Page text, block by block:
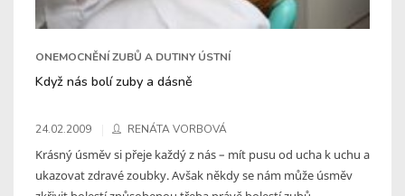
ONEMOCNĚNÍ ZUBŮ A DUTINY ÚSTNÍ
Když nás bolí zuby a dásně
24.02.2009 RENÁTA VORBOVÁ
Krásný úsměv si přeje každý z nás – mít pusu od ucha k uchu a
ukazovat zdravé zoubky. Avšak někdy se nám může úsměv